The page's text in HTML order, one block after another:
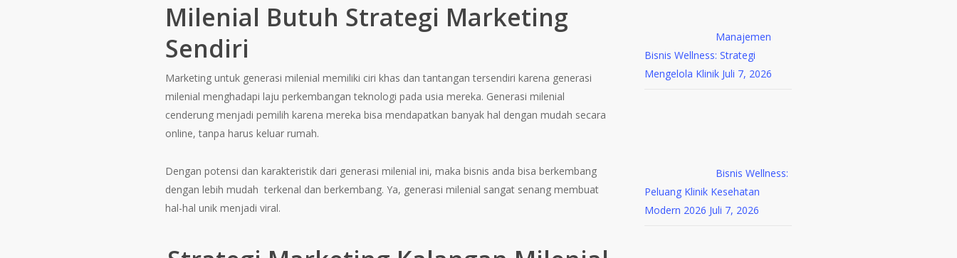
Milenial Butuh Strategi Marketing
Sendiri
Marketing untuk generasi milenial memiliki ciri khas dan tantangan tersendiri karena generasi
milenial menghadapi laju perkembangan teknologi pada usia mereka. Generasi milenial
cenderung menjadi pemilih karena mereka bisa mendapatkan banyak hal dengan mudah secara
online, tanpa harus keluar rumah.
Dengan potensi dan karakteristik dari generasi milenial ini, maka bisnis anda bisa berkembang
dengan lebih mudah terkenal dan berkembang. Ya, generasi milenial sangat senang membuat
hal-hal unik menjadi viral.
Manajemen
Bisnis Wellness: Strategi
Mengelola Klinik Juli 7, 2026
Bisnis Wellness:
Peluang Klinik Kesehatan
Modern 2026 Juli 7, 2026